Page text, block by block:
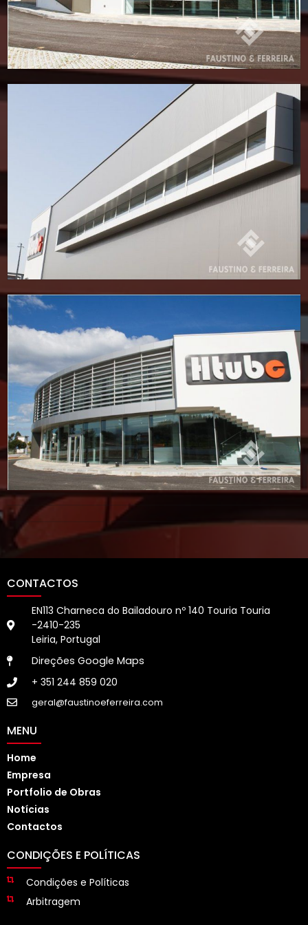
CONTACTOS
EN113 Charneca do Bailadouro nº 140 Touria Touria
-2410-235
Leiria, Portugal
Direções Google Maps
+ 351 244 859 020
geral@faustinoeferreira.com
MENU
Home
Empresa
Portfolio de Obras
Notícias
Contactos
CONDIÇÕES E POLÍTICAS
Condições e Políticas
Arbitragem